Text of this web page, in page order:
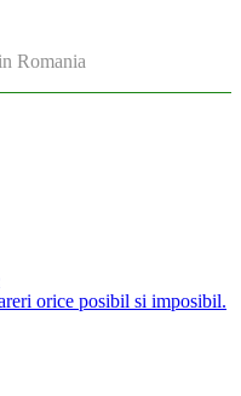
Romania
orice posibil si imposibil.